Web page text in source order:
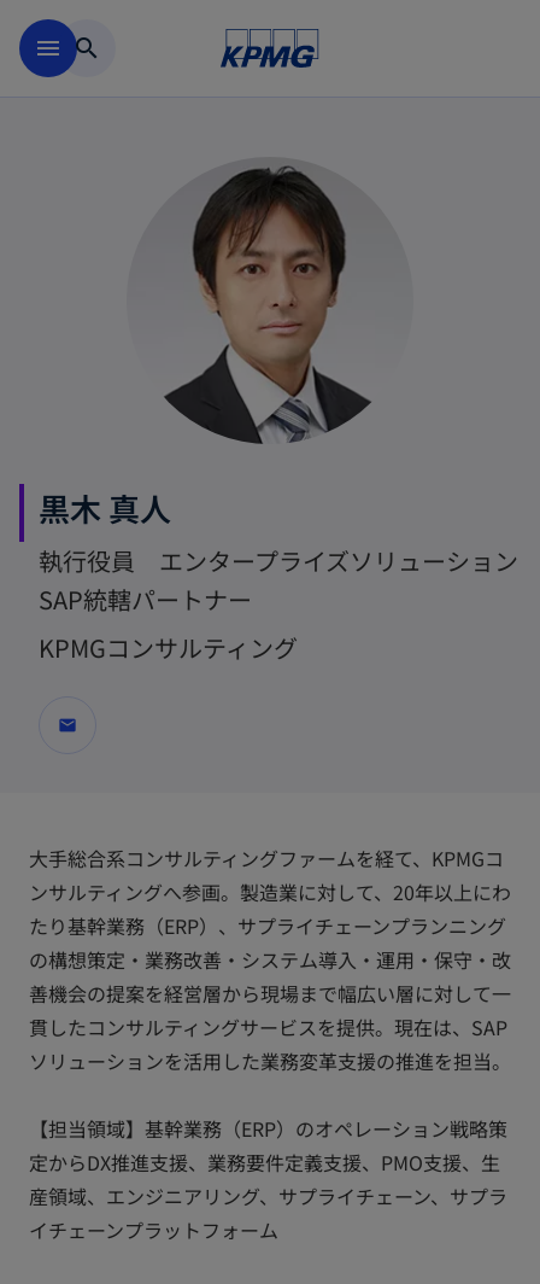
menu search
黒木 真人
執行役員 エンタープライズソリューション
SAP統轄パートナー
KPMGコンサルティング
mail
大手総合系コンサルティングファームを経て、KPMGコ
ンサルティングへ参画。製造業に対して、20年以上にわ
たり基幹業務（ERP）、サプライチェーンプランニング
の構想策定・業務改善・システム導入・運用・保守・改
善機会の提案を経営層から現場まで幅広い層に対して一
貫したコンサルティングサービスを提供。現在は、SAP
ソリューションを活用した業務変革支援の推進を担当。
【担当領域】基幹業務（ERP）のオペレーション戦略策
定からDX推進支援、業務要件定義支援、PMO支援、生
産領域、エンジニアリング、サプライチェーン、サプラ
イチェーンプラットフォーム